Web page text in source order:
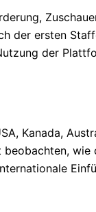
der ersten
der
Kanada,
wie